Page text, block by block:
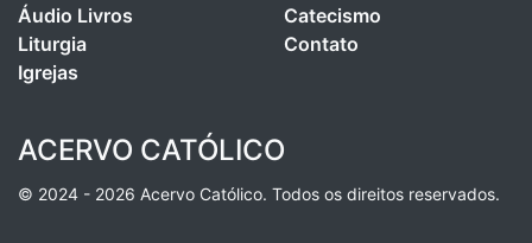
Áudio Livros
Liturgia
Igrejas
Catecismo
Contato
ACERVO CATÓLICO
© 2024 - 2026 Acervo Católico. Todos os direitos reservados.